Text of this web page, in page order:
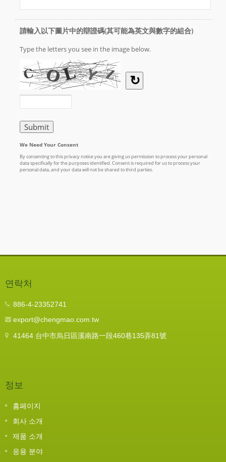
연락처
886-4-23352741
export@chengmao.com.tw
41464 台中市烏日區溪南路一段460巷135弄81號
정보
홈페이지
회사 소개
제품 소개
응용 분야